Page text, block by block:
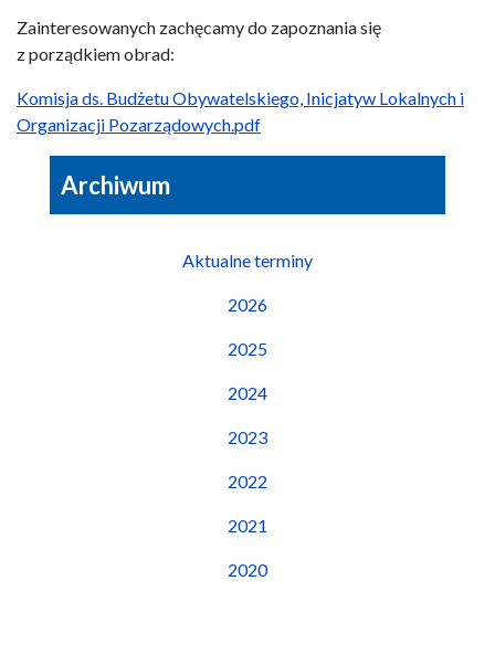
Zainteresowanych zachęcamy do zapoznania się
z porządkiem obrad:
Komisja ds. Budżetu Obywatelskiego, Inicjatyw Lokalnych i
Organizacji Pozarządowych.pdf
Archiwum
Aktualne terminy
2026
2025
2024
2023
2022
2021
2020